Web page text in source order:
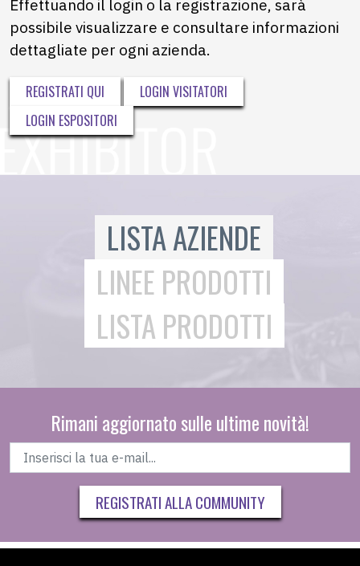
Effettuando il login o la registrazione, sarà
possibile visualizzare e consultare informazioni
dettagliate per ogni azienda.
REGISTRATI QUI
LOGIN VISITATORI
LOGIN ESPOSITORI
LISTA AZIENDE
LINEE PRODOTTI
LISTA PRODOTTI
Rimani aggiornato sulle ultime novità!
REGISTRATI ALLA COMMUNITY